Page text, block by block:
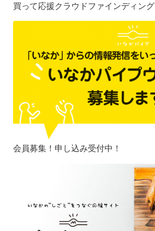
買って応援クラウドファインディング
会員募集！申し込み受付中！